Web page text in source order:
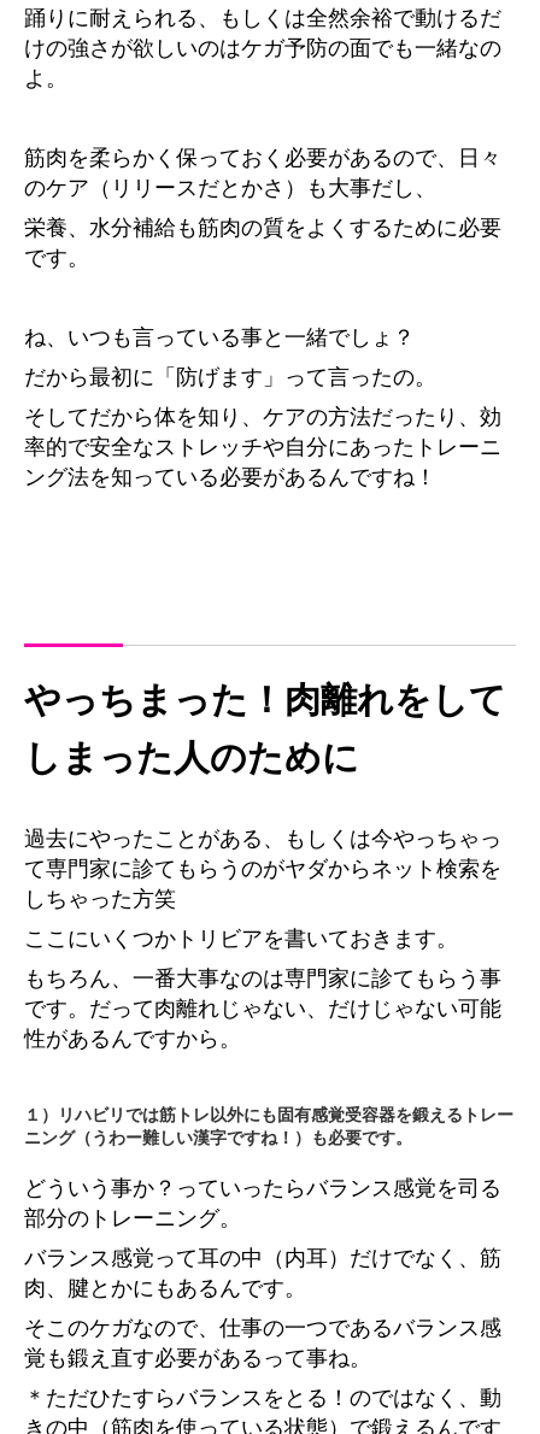
踊りに耐えられる、もしくは全然余裕で動けるだ
けの強さが欲しいのはケガ予防の面でも一緒なの
よ。
筋肉を柔らかく保っておく必要があるので、日々
のケア（リリースだとかさ）も大事だし、
栄養、水分補給も筋肉の質をよくするために必要
です。
ね、いつも言っている事と一緒でしょ？
だから最初に「防げます」って言ったの。
そしてだから体を知り、ケアの方法だったり、効
率的で安全なストレッチや自分にあったトレーニ
ング法を知っている必要があるんですね！
やっちまった！肉離れをして
しまった人のために
過去にやったことがある、もしくは今やっちゃっ
て専門家に診てもらうのがヤダからネット検索を
しちゃった方笑
ここにいくつかトリビアを書いておきます。
もちろん、一番大事なのは専門家に診てもらう事
です。だって肉離れじゃない、だけじゃない可能
性があるんですから。
１）リハビリでは筋トレ以外にも固有感覚受容器を鍛えるトレー
ニング（うわー難しい漢字ですね！）も必要です。
どういう事か？っていったらバランス感覚を司る
部分のトレーニング。
バランス感覚って耳の中（内耳）だけでなく、筋
肉、腱とかにもあるんです。
そこのケガなので、仕事の一つであるバランス感
覚も鍛え直す必要があるって事ね。
＊ただひたすらバランスをとる！のではなく、動